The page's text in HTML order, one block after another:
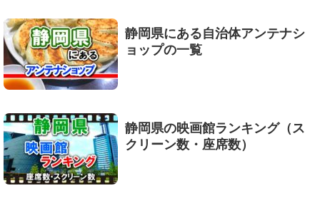
静岡県にある自治体アンテナシ
ョップの一覧
静岡県の映画館ランキング（ス
クリーン数・座席数）